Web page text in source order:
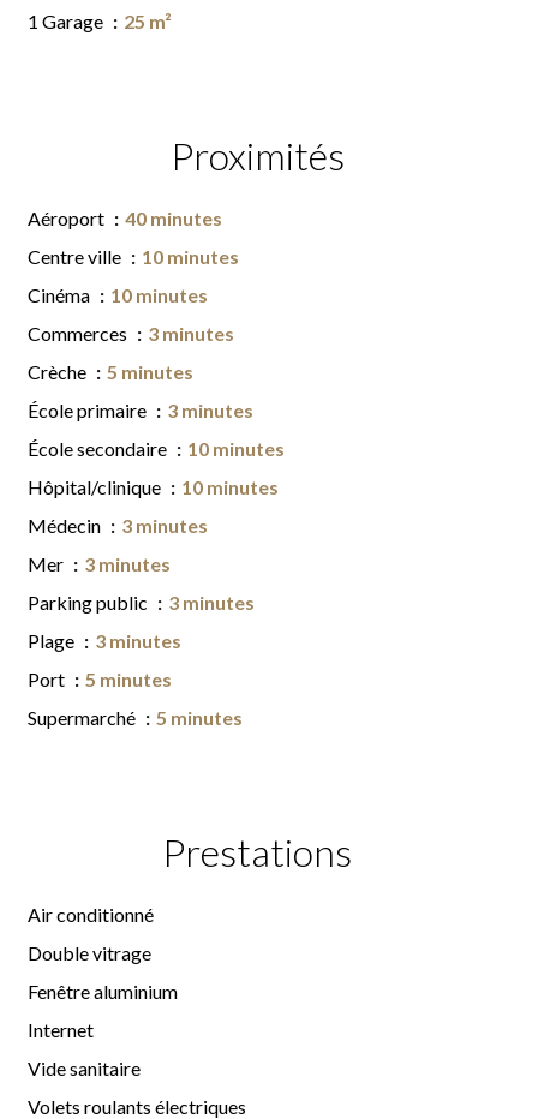
1 Garage
25 m²
Proximités
Aéroport
40 minutes
Centre ville
10 minutes
Cinéma
10 minutes
Commerces
3 minutes
Crèche
5 minutes
École primaire
3 minutes
École secondaire
10 minutes
Hôpital/clinique
10 minutes
Médecin
3 minutes
Mer
3 minutes
Parking public
3 minutes
Plage
3 minutes
Port
5 minutes
Supermarché
5 minutes
Prestations
Air conditionné
Double vitrage
Fenêtre aluminium
Internet
Vide sanitaire
Volets roulants électriques